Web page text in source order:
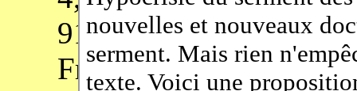
91190 Gif-sur-Yvette
France